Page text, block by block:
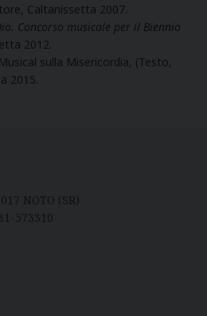
Caltanissetta 2007.
Concorso musicale per il Biennio
2012.
sulla Misericordia, (Testo,
2015.
NOTO (SR)
573310